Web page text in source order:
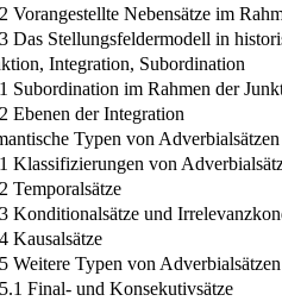
Vorangestellte Nebensätze im
Das Stellungsfeldermodell in
Integration, Subordination
Subordination im Rahmen der
Ebenen der Integration
Typen von Adverbialsätzen
Klassifizierungen von
Temporalsätze
Konditionalsätze und
Kausalsätze
Weitere Typen von
Final- und Konsekutivsätze